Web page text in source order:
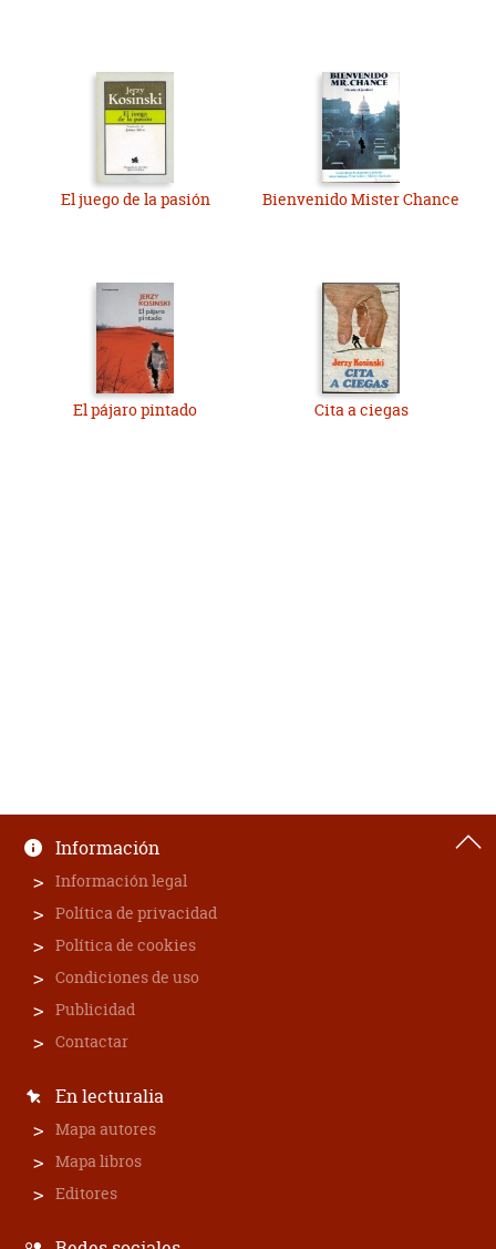
El juego de la pasión Bienvenido Mister Chance
El pájaro pintado Cita a ciegas
Información
Información legal
Política de privacidad
Política de cookies
Condiciones de uso
Publicidad
Contactar
En lecturalia
Mapa autores
Mapa libros
Editores